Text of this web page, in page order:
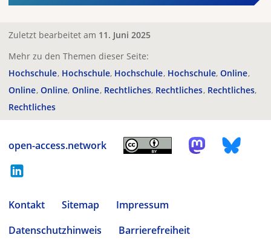
Zuletzt bearbeitet am 11. Juni 2025
Mehr zu den Themen dieser Seite:
Hochschule Hochschule Hochschule Hochschule Online
Online Online Online Rechtliches Rechtliches Rechtliches
Rechtliches
open-access.network
Kontakt Sitemap
Impressum
Datenschutzhinweis
Barrierefreiheit